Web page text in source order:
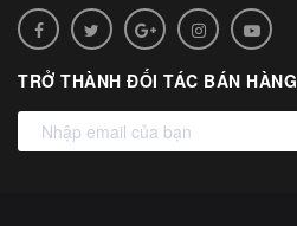
TRỞ THÀNH ĐỐI TÁC BÁN HÀNG